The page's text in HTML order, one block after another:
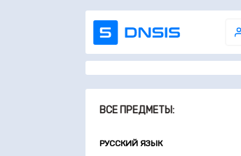
ВСЕ ПРЕДМЕТЫ:
РУССКИЙ ЯЗЫК